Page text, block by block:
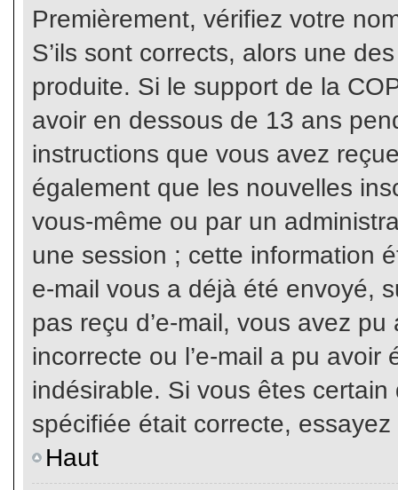
Premièrement, vérifiez votre
S’ils sont corrects, alors une
produite. Si le support de la
avoir en dessous de 13 ans
instructions que vous avez
également que les nouvelles
vous-même ou par un
une session ; cette information
e-mail vous a déjà été envoyé,
pas reçu d’e-mail, vous avez
incorrecte ou l’e-mail a pu
indésirable. Si vous êtes
spécifiée était correcte,
Haut